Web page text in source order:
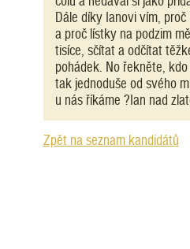
Dále díky Ianovi vím,
a proč lístky na podzim
tisíce, sčítat a odčítat
pohádek. No řekněte,
tak jednoduše od svého
u nás říkáme ?Ian nad
Zpět na seznam kandidátů